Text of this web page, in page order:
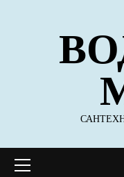
содержимому
меню